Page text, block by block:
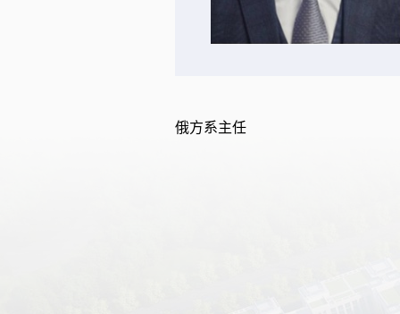
俄方系主任